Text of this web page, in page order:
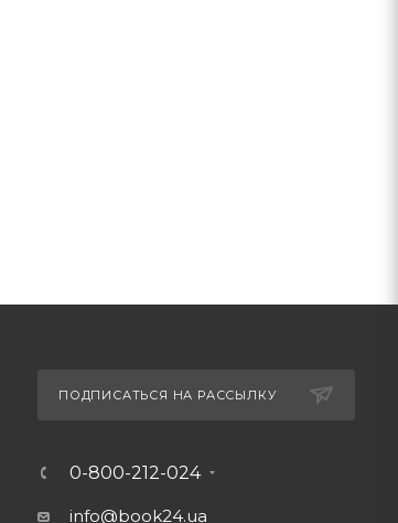
ПОДПИСАТЬСЯ НА РАССЫЛКУ
0-800-212-024
info@book24.ua